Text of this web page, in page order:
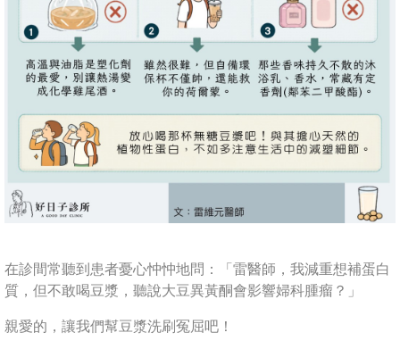
在診間常聽到患者憂心忡忡地問：「雷醫師，我減重想補蛋白
質，但不敢喝豆漿，聽說大豆異黃酮會影響婦科腫瘤？」
親愛的，讓我們幫豆漿洗刷冤屈吧！